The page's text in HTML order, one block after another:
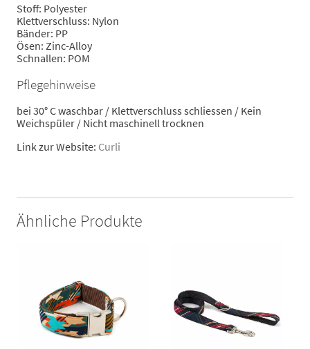
Stoff: Polyester
Klettverschluss: Nylon
Bänder: PP
Ösen: Zinc-Alloy
Schnallen: POM
Pflegehinweise
bei 30° C waschbar / Klettverschluss schliessen / Kein
Weichspüler / Nicht maschinell trocknen
Link zur Website: Curli
Ähnliche Produkte